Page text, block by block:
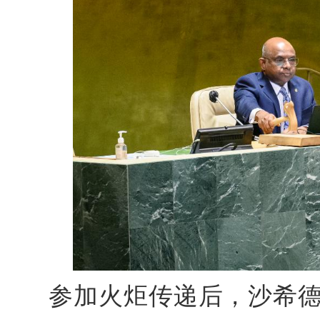
参加火炬传递后，沙希